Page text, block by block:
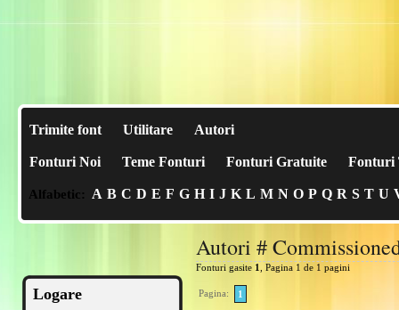
Trimite font Utilitare Autori
Fonturi Noi Teme Fonturi Fonturi Gratuite Fonturi
Alfabetic: A B C D E F G H I J K L M N O P Q R S T U
Logare
Autori #
Fonturi gasite 1 , Pagina 1 de 1 pagini
Pagina: 1